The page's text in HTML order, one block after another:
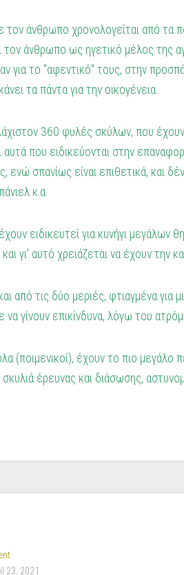
άνθρωπο χρονολογείται από τα
τον άνθρωπο ως ηγετικό μέλος της
για το "αφεντικό" τους, στην
τα πάντα για την οικογένεια..
360 φυλές σκύλων, που έχουν
αυτά που ειδικεύονται στην
ενώ σπανίως είναι επιθετικά, και
κ.α.
ειδικευτεί για κυνήγι μεγάλων
γι' αυτό χρειάζεται να έχουν την
από τις δύο μεριές, φτιαγμένα
να γίνουν επικίνδυνα, λόγω του
(ποιμενικοί), έχουν το πιο μεγάλο
έρευνας και διάσωσης,
23, 2021